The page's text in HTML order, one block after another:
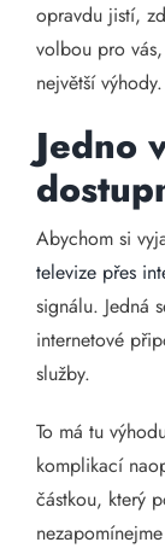
opravdu jistí,
volbou pro
největší výhody.
Jedno
Abychom si
televize přes
signálu. Jedná
internetové
služby.
To má tu
komplikací
částkou, který